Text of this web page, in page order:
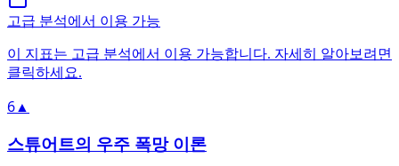
고급 분석에서 이용 가능
이 지표는 고급 분석에서 이용 가능합니다. 자세히 알아보려면
클릭하세요.
6 ▲
스튜어트의 우주 폭망 이론